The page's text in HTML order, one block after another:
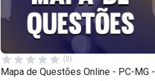
(0)
Mapa de Questões Online - PC-MG -